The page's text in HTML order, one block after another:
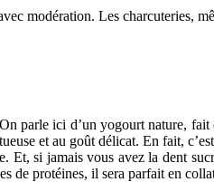
modération. Les charcuteries,
parle ici d’un yogourt nature,
et au goût délicat. En fait,
si jamais vous avez la dent
de protéines, il sera parfait en